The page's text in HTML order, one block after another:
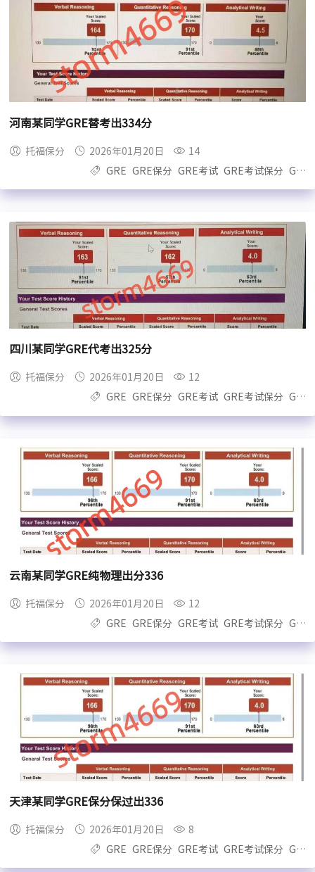
河南某同学GRE替考出334分
托福保分 2026年01月20日
14
GRE
GRE保分 GRE考试 GRE考试保分 GRE保过
四川某同学GRE代考出325分
托福保分 2026年01月20日
12
GRE
GRE保分 GRE考试 GRE考试保分 GRE保过
云南某同学GRE纯物理出分336
托福保分 2026年01月20日
12
GRE
GRE保分 GRE考试 GRE考试保分 GRE保过
天津某同学GRE保分保过出336
托福保分 2026年01月20日
8
GRE
GRE保分 GRE考试 GRE考试保分 GRE保过